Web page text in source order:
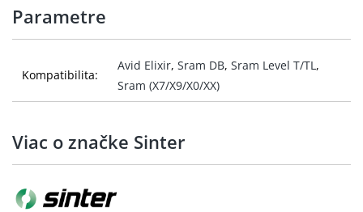
Parametre
Kompatibilita:
Avid Elixir, Sram DB, Sram Level T/TL ,
Sram (X7/X9/X0/XX)
Viac o značke Sinter